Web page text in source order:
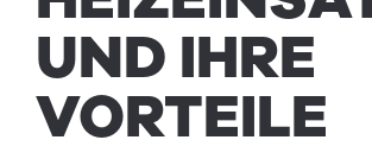
UND IHRE
VORTEILE